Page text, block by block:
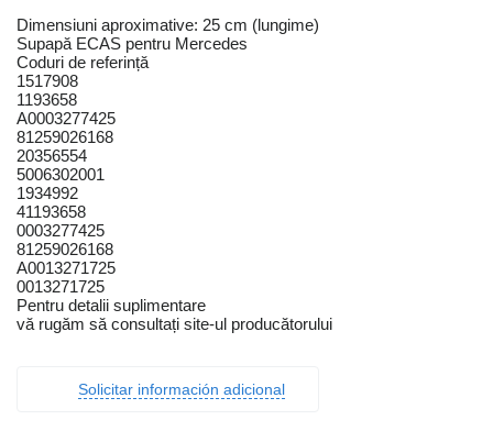
Dimensiuni aproximative: 25 cm (lungime)
Supapă ECAS pentru Mercedes
Coduri de referință
1517908
1193658
A0003277425
81259026168
20356554
5006302001
1934992
41193658
0003277425
81259026168
A0013271725
0013271725
Pentru detalii suplimentare
vă rugăm să consultați site-ul producătorului
Solicitar información adicional